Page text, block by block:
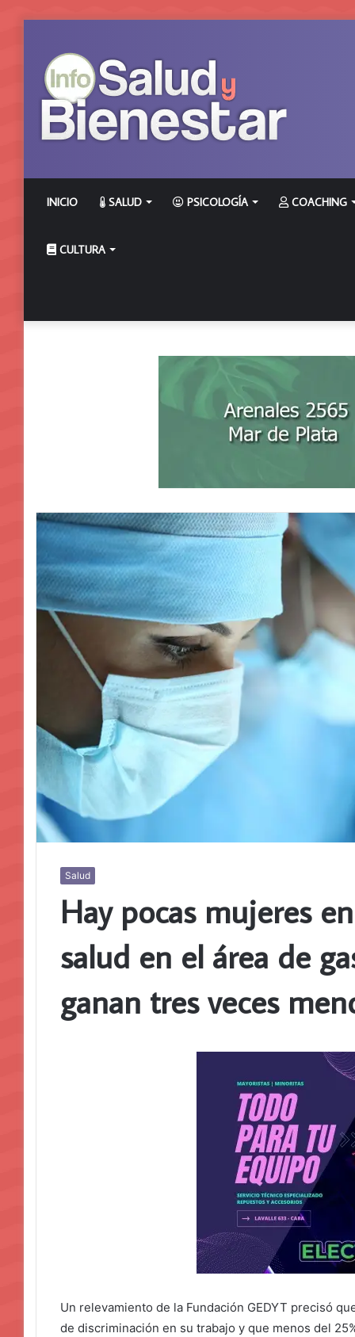
INICIO SALUD PSICOLOGÍA COACHING
CULTURA
Salud
Hay pocas mujeres
salud en el área de
ganan tres veces
Un relevamiento de la Fundación GEDYT precisó
de discriminación en su trabajo y que menos del